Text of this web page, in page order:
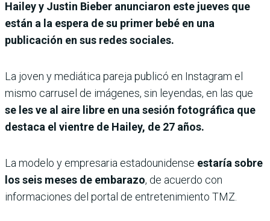
Hailey y Justin Bieber anunciaron este jueves que
están a la espera de su primer bebé en una
publicación en sus redes sociales.
La joven y mediática pareja publicó en Instagram el
mismo carrusel de imágenes, sin leyendas, en las que
se les ve al aire libre en una sesión fotográfica que
destaca el vientre de Hailey, de 27 años.
La modelo y empresaria estadounidense estaría sobre
los seis meses de embarazo, de acuerdo con
informaciones del portal de entretenimiento TMZ.